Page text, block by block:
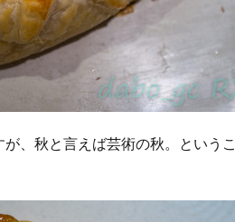
、秋と言えば芸術の秋。という